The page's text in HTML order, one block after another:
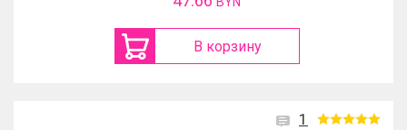
В корзину
1